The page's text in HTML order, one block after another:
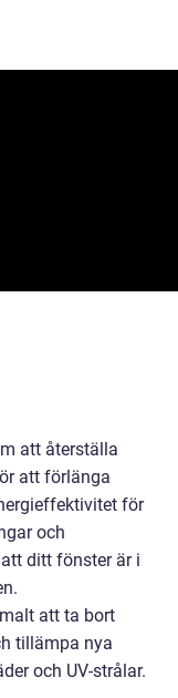
att återställa
att förlänga
för
och
ditt fönster är i
att ta bort
tillämpa nya
och UV-strålar.